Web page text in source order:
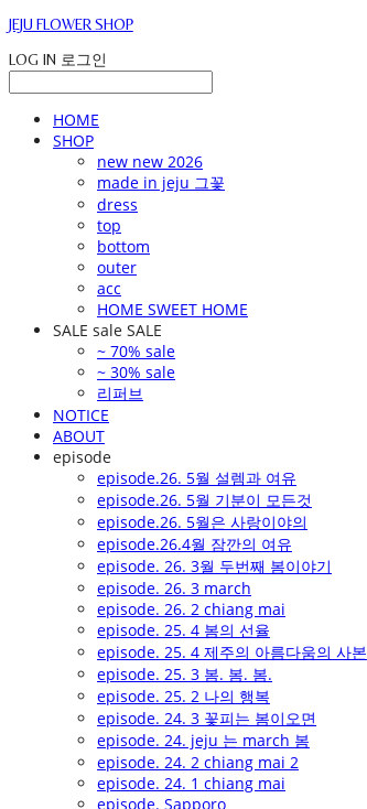
JEJU FLOWER SHOP
LOG IN 로그인
HOME
SHOP
new new 2026
made in jeju 그꽃
dress
top
bottom
outer
acc
HOME SWEET HOME
SALE sale SALE
~ 70% sale
~ 30% sale
리퍼브
NOTICE
ABOUT
episode
episode.26. 5월 설렘과 여유
episode.26. 5월 기분이 모든것
episode.26. 5월은 사랑이야의
episode.26.4월 잠깐의 여유
episode. 26. 3월 두번째 봄이야기
episode. 26. 3 march
episode. 26. 2 chiang mai
episode. 25. 4 봄의 선율
episode. 25. 4 제주의 아름다움의 사본
episode. 25. 3 봄. 봄. 봄.
episode. 25. 2 나의 행복
episode. 24. 3 꽃피는 봄이오면
episode. 24. jeju 는 march 봄
episode. 24. 2 chiang mai 2
episode. 24. 1 chiang mai
episode. Sapporo